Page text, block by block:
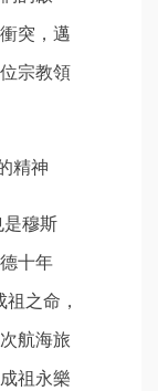
突，邁
宗教領
精神
穆斯
十年
之命，
航海旅
祖永樂